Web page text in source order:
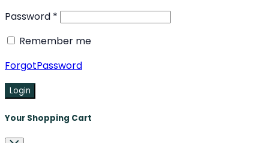
Password *
Remember me
ForgotPassword
Login
Your Shopping Cart